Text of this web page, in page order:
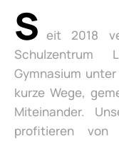
S eit 2018
Schulzentrum
Gymnasium
kurze Wege,
Miteinander.
profitieren